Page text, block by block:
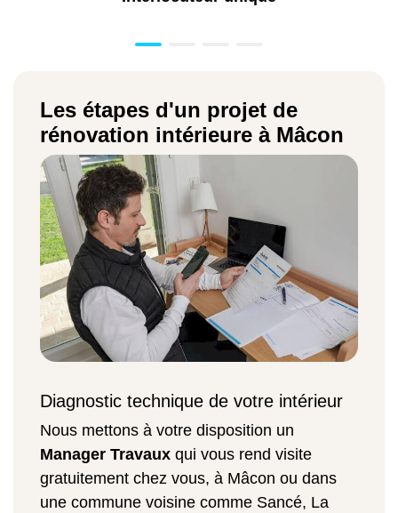
Les étapes d'un projet de
rénovation intérieure à Mâcon
Diagnostic technique de votre intérieur
Nous mettons à votre disposition un
Manager Travaux qui vous rend visite
gratuitement chez vous, à Mâcon ou dans
une commune voisine comme Sancé, La